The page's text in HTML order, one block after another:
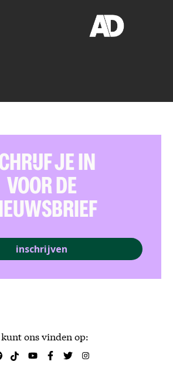
kunt ons vinden op:
JE IN
VOOR DE
inschrijven